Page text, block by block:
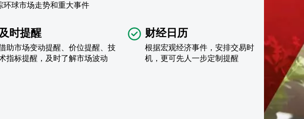
球市场走势和重大事件
及时提醒
助市场变动提醒、价位提醒、技
指标提醒，及时了解市场波动
财经日历
根据宏观经济事件，安排交易时
机，更可先人一步定制提醒